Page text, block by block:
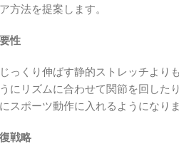
方法を提案します。
性
っくり伸ばす静的ストレッチより
にリズムに合わせて関節を回した
スポーツ動作に入れるようになりま
戦略